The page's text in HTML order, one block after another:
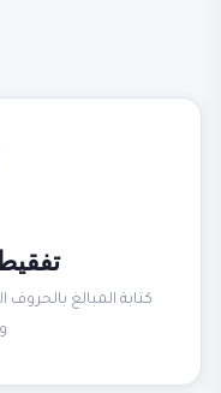
كتابة المبالغ بالحروف